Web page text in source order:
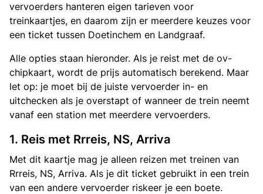
vervoerders hanteren eigen tarieven voor
treinkaartjes, en daarom zijn er meerdere keuzes voor
een ticket tussen Doetinchem en Landgraaf.
Alle opties staan hieronder. Als je reist met de ov-
chipkaart, wordt de prijs automatisch berekend. Maar
let op: je moet bij de juiste vervoerder in- en
uitchecken als je overstapt of wanneer de trein neemt
vanaf een station met meerdere vervoerders.
1. Reis met Rrreis, NS, Arriva
Met dit kaartje mag je alleen reizen met treinen van
Rrreis, NS, Arriva. Als je dit ticket gebruikt in een trein
van een andere vervoerder riskeer je een boete.